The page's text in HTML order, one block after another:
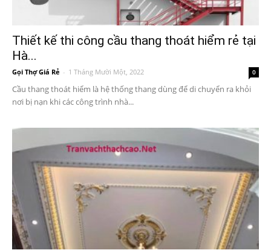
Thiết kế thi công cầu thang thoát hiểm rẻ tại
Hà...
Gọi Thợ Giá Rẻ - 1 Tháng Mười Một, 2022 0
Cầu thang thoát hiểm là hệ thống thang dùng để di chuyển ra khỏi
nơi bị nạn khi các công trình nhà...